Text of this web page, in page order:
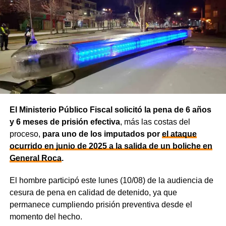
secuestrada.
El Ministerio Público Fiscal solicitó la pena de 6 años
y 6 meses de prisión efectiva, más las costas del
proceso, para uno de los imputados por el ataque
ocurrido en junio de 2025 a la salida de un boliche en
General Roca.
El hombre participó este lunes (10/08) de la audiencia de
cesura de pena en calidad de detenido, ya que
permanece cumpliendo prisión preventiva desde el
momento del hecho.